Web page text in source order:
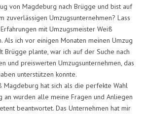
von Magdeburg nach Brügge und bist auf
zuverlässigen Umzugsunternehmen? Lass
mit Umzugsmeister Weiß
Als ich vor einigen Monaten meinen Umzug
Brügge plante, war ich auf der Suche nach
und preiswerten Umzugsunternehmen, das
unterstützen konnte.
Magdeburg hat sich als die perfekte Wahl
an wurden alle meine Fragen und Anliegen
beantwortet. Das Unternehmen hat mir